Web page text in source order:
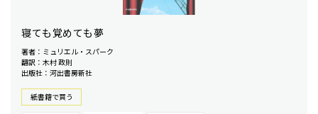
寝ても覚めても夢
著者：ミュリエル・スパーク
翻訳：木村 政則
出版社：河出書房新社
紙書籍で買う